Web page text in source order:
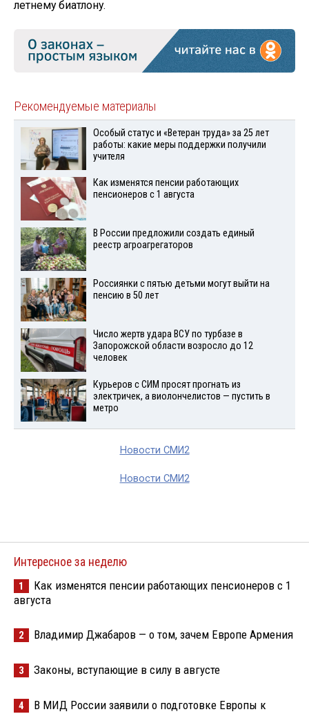
летнему биатлону.
Рекомендуемые материалы
Особый статус и «Ветеран труда» за 25 лет
работы: какие меры поддержки получили
учителя
Как изменятся пенсии работающих
пенсионеров с 1 августа
В России предложили создать единый
реестр агроагрегаторов
Россиянки с пятью детьми могут выйти на
пенсию в 50 лет
Число жертв удара ВСУ по турбазе в
Запорожской области возросло до 12
человек
Курьеров с СИМ просят прогнать из
электричек, а виолончелистов — пустить в
метро
Новости СМИ2
Новости СМИ2
Интересное за неделю
1
Как изменятся пенсии работающих пенсионеров с 1
августа
2 Владимир Джабаров — о том, зачем Европе Армения
3 Законы, вступающие в силу в августе
4
В МИД России заявили о подготовке Европы к